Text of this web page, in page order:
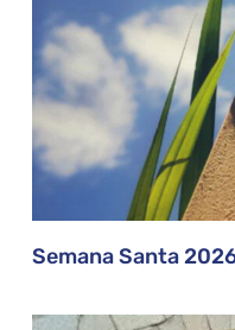
Semana Santa